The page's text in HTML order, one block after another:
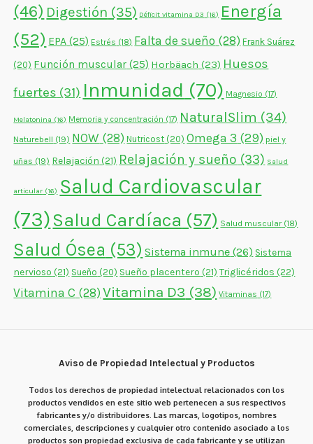
(46) Digestión (35) Déficit vitamina D3 (16) Energía
(52) EPA (25) Estrés (18) Falta de sueño (28) Frank Suárez
(20) Función muscular (25) Horbäach (23) Huesos
fuertes (31) Inmunidad (70) Magnesio (17)
Melatonina (16) Memoria y concentración (17) NaturalSlim (34)
Naturebell (19) NOW (28) Nutricost (20) Omega 3 (29) piel y
uñas (19) Relajación (21) Relajación y sueño (33) Salud
articular (16) Salud Cardiovascular
(73)Salud Cardíaca (57) Salud muscular(18)
Salud Ósea (53) Sistema inmune (26) Sistema
nervioso (21) Sueño (20) Sueño placentero (21) Triglicéridos (22)
Vitamina C (28) Vitamina D3 (38) Vitaminas (17)
Aviso de Propiedad Intelectual y Productos
Todos los derechos de propiedad intelectual relacionados con los
productos vendidos en este sitio web pertenecen a sus respectivos
fabricantes y/o distribuidores. Las marcas, logotipos, nombres
comerciales, descripciones y cualquier otro contenido asociado a los
productos son propiedad exclusiva de cada fabricante y se utilizan